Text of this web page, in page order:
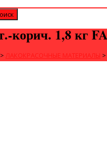
корич. 1,8 кг
> ЛАКОКРАСОЧНЫЕ МАТЕРИАЛЫ >